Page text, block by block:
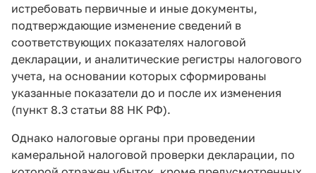
истребовать первичные и иные документы,
подтверждающие изменение сведений в
соответствующих показателях налоговой
декларации, и аналитические регистры налогового
учета, на основании которых сформированы
указанные показатели до и после их изменения
(пункт 8.3 статьи 88 НК РФ).
Однако налоговые органы при проведении
камеральной налоговой проверки декларации, по